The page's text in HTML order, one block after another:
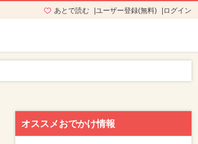
あとで読む ユーザー登録(無料) ログイン
オススメおでかけ情報